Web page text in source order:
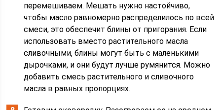
перемешиваем. Мешать нужно настойчиво,
чтобы масло равномерно распределилось по всей
смеси, это обеспечит блины от пригорания. Если
использовать вместо растительного масла
сливочными, блины могут быть с маленькими
дырочками, и они будут лучше румянится. Можно
добавить смесь растительного и сливочного
масла в равных пропорциях.